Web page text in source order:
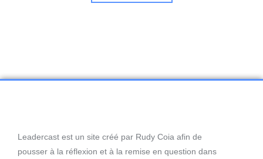
Leadercast est un site créé par Rudy Coia afin de
pousser à la réflexion et à la remise en question dans